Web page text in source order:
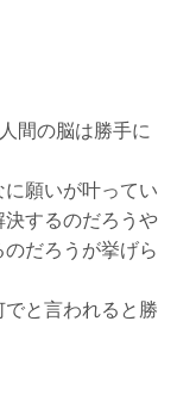
間の脳は勝手に
願いが叶ってい
決するのだろうや
だろうが挙げら
と言われると勝